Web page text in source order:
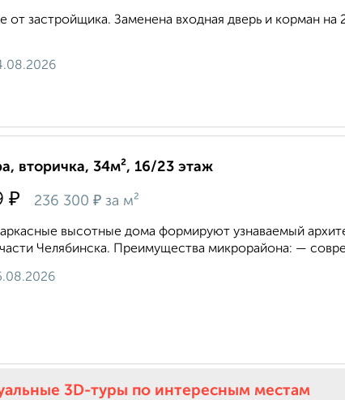
от застройщика. Заменена входная дверь и корман
вторичка, 34м², 16/23 этаж
₽ 236 300 ₽ за м²
высотные дома формируют узнаваемый
Челябинска. Преимущества микрорайона: —
3D-туры по интересным местам